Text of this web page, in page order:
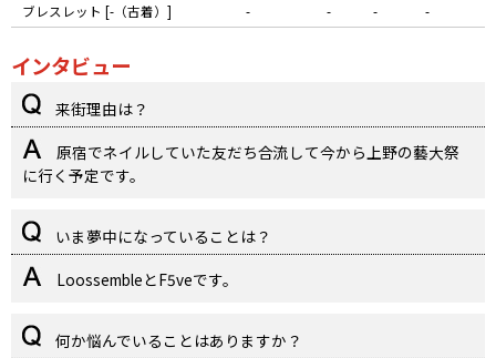
ブレスレット [-（古着）]
- - - -
インタビュー
来街理由は？
原宿でネイルしていた友だち合流して今から上野の藝大祭
に行く予定です。
いま夢中になっていることは？
LoossembleとF5veです。
何か悩んでいることはありますか？